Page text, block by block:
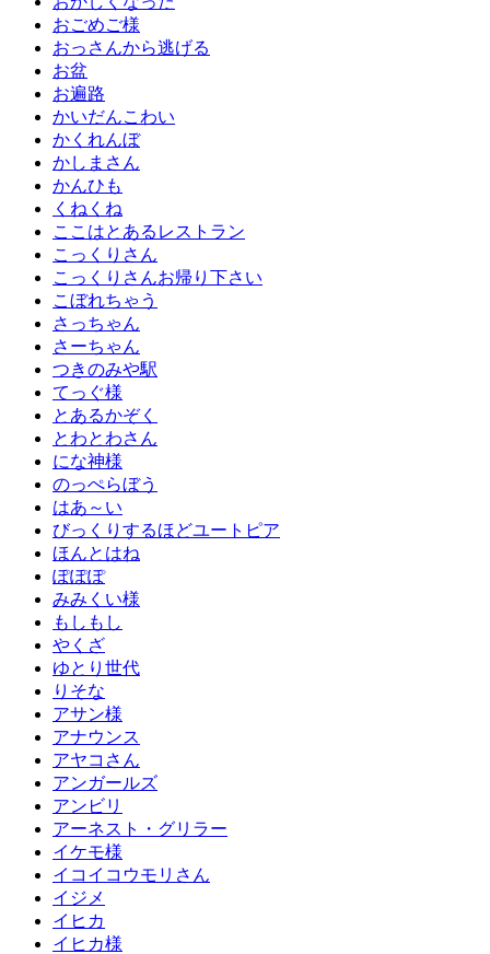
おごめご様
おっさんから逃げる
お盆
お遍路
かいだんこわい
かくれんぼ
かしまさん
かんひも
くねくね
ここはとあるレストラン
こっくりさん
こっくりさんお帰り下さい
こぼれちゃう
さっちゃん
さーちゃん
つきのみや駅
てっぐ様
とあるかぞく
とわとわさん
にな神様
のっぺらぼう
はあ～い
びっくりするほどユートピア
ほんとはね
ぽぽぽ
みみくい様
もしもし
やくざ
ゆとり世代
りそな
アサン様
アナウンス
アヤコさん
アンガールズ
アンビリ
アーネスト・グリラー
イケモ様
イコイコウモリさん
イジメ
イヒカ
イヒカ様